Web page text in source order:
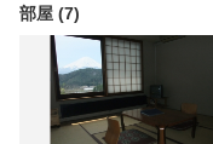
部屋 (7)